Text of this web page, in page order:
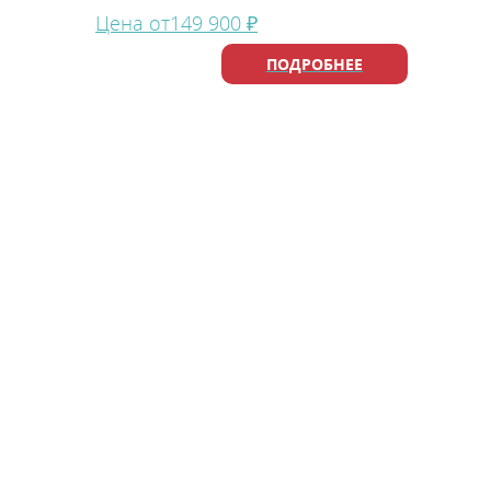
Цена от149 900 ₽
ПОДРОБНЕЕ